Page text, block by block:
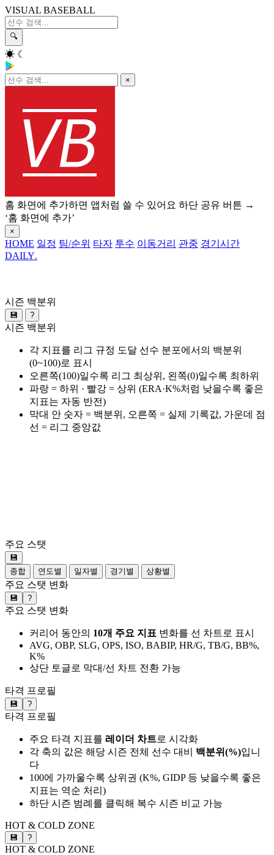
VISUAL BASEBALL
🔍
☀ ☾
×
홈 화면에 추가하면 앱처럼 쓸 수 있어요 하단 공유 버튼 →
‘홈 화면에 추가’
×
HOME 일정 팀/순위 타자 투수 이동거리 관중 경기시간
DAILY.
시즌 백분위
💾 ?
시즌 백분위
각 지표를 리그 규정 도달 선수 분포에서의 백분위
(0~100)로 표시
오른쪽(100)일수록 리그 최상위, 왼쪽(0)일수록 최하위
파랑 = 하위 · 빨강 = 상위 (ERA·K%처럼 낮을수록 좋은
지표는 자동 반전)
막대 안 숫자 = 백분위, 오른쪽 = 실제 기록값, 가운데 점
선 = 리그 중앙값
주요 스탯
💾
종합
연도별 일자별 경기별 상황별
주요 스탯 변화
💾 ?
주요 스탯 변화
커리어 동안의 10개 주요 지표 변화를 선 차트로 표시
AVG, OBP, SLG, OPS, ISO, BABIP, HR/G, TB/G, BB%,
K%
상단 토글로 막대/선 차트 전환 가능
타격 프로필
💾 ?
타격 프로필
주요 타격 지표를 레이더 차트로 시각화
각 축의 값은 해당 시즌 전체 선수 대비 백분위(%)입니
다
100에 가까울수록 상위권 (K%, GIDP 등 낮을수록 좋은
지표는 역순 처리)
하단 시즌 범례를 클릭해 복수 시즌 비교 가능
HOT & COLD ZONE
💾 ?
HOT & COLD ZONE